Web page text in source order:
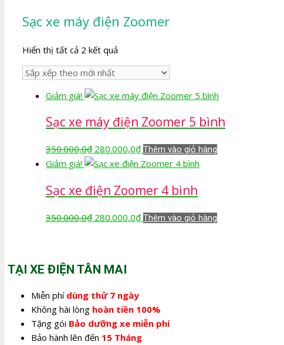
Sạc xe máy điện Zoomer
Hiển thị tất cả 2 kết quảĐã
sắp
xếp
theo
nhất
Giảm giá!
Sạc xe máy điện Zoomer 5 bình
350.000,0₫ Giá
gốc
350.000,0₫.
280.000,0₫Giá
hiện
là:
Thêm vào giỏ hàng
Giảm giá!
Sạc xe điện Zoomer 4 bình
350.000,0₫ Giá
280.000,0₫Giá
Thêm vào giỏ hàng
TẠI XE ĐIỆN TÂN MAI
Miễn phí dùng thử 7 ngày
Không hài lòng hoàn tiền 100%
Tặng gói Bảo dưỡng xe miễn phí
Bảo hành lên đến 15 Tháng